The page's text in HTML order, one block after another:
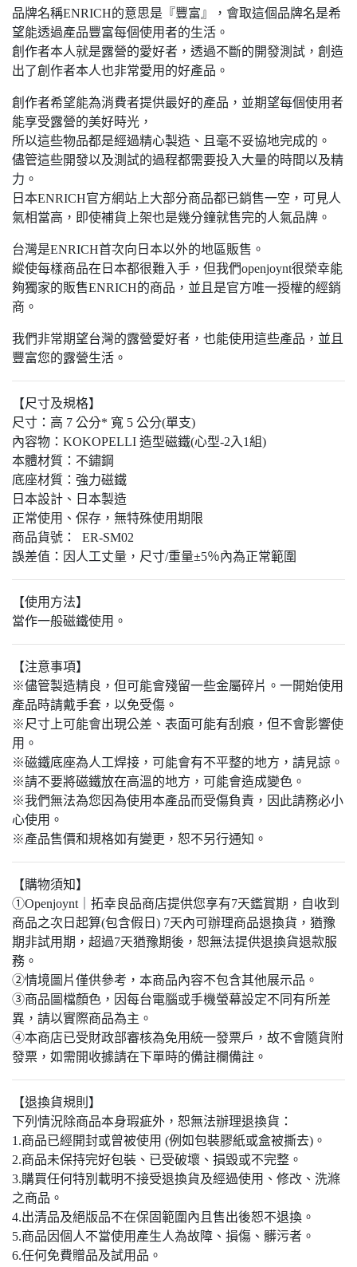
品牌名稱ENRICH的意思是『豐富』，會取這個品牌名是希
望能透過產品豐富每個使用者的生活。
創作者本人就是露營的愛好者，透過不斷的開發測試，創造
出了創作者本人也非常愛用的好產品。
創作者希望能為消費者提供最好的產品，並期望每個使用者
能享受露營的美好時光，
所以這些物品都是經過精心製造、且毫不妥協地完成的。
儘管這些開發以及測試的過程都需要投入大量的時間以及精
力。
日本ENRICH官方網站上大部分商品都已銷售一空，可見人
氣相當高，即使補貨上架也是幾分鐘就售完的人氣品牌。
台灣是ENRICH首次向日本以外的地區販售。
縱使每樣商品在日本都很難入手，但我們openjoynt很榮幸能
夠獨家的販售ENRICH的商品，並且是官方唯一授權的經銷
商。
我們非常期望台灣的露營愛好者，也能使用這些產品，並且
豐富您的露營生活。
【尺寸及規格】
尺寸：高 7 公分* 寬 5 公分(單支)
內容物：KOKOPELLI 造型磁鐵(心型-2入1組)
本體材質：不鏽鋼
底座材質：強力磁鐵
日本設計、日本製造
正常使用、保存，無特殊使用期限
商品貨號： ER-SM02
誤差值：因人工丈量，尺寸/重量±5％內為正常範圍
【使用方法】
當作一般磁鐵使用。
【注意事項】
※儘管製造精良，但可能會殘留一些金屬碎片。一開始使用
產品時請戴手套，以免受傷。
※尺寸上可能會出現公差、表面可能有刮痕，但不會影響使
用。
※磁鐵底座為人工焊接，可能會有不平整的地方，請見諒。
※請不要將磁鐵放在高溫的地方，可能會造成變色。
※我們無法為您因為使用本產品而受傷負責，因此請務必小
心使用。
※產品售價和規格如有變更，恕不另行通知。
【購物須知】
①Openjoynt｜拓幸良品商店提供您享有7天鑑賞期，自收到
商品之次日起算(包含假日) 7天內可辦理商品退換貨，猶豫
期非試用期，超過7天猶豫期後，恕無法提供退換貨退款服
務。
②情境圖片僅供參考，本商品內容不包含其他展示品。
③商品圖檔顏色，因每台電腦或手機螢幕設定不同有所差
異，請以實際商品為主。​
④本商店已受財政部審核為免用統一發票戶，故不會隨貨附
發票，如需開收據請在下單時的備註欄備註。
【退換貨規則】
下列情況除商品本身瑕疵外，恕無法辦理退換貨：
1.商品已經開封或曾被使用 (例如包裝膠紙或盒被撕去)。
2.商品未保持完好包裝、已受破壞、損毀或不完整。
3.購買任何特別載明不接受退換貨及經過使用、修改、洗滌
之商品。
4.出清品及絕版品不在保固範圍內且售出後恕不退換。
5.商品因個人不當使用產生人為故障、損傷、髒污者。
6.任何免費贈品及試用品。